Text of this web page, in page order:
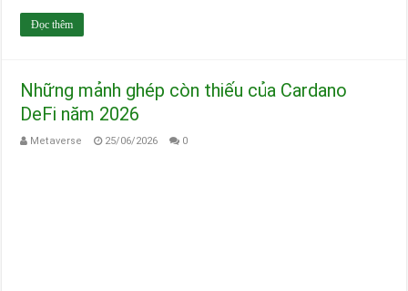
Đọc thêm
Những mảnh ghép còn thiếu của Cardano
DeFi năm 2026
Metaverse 25/06/2026 0